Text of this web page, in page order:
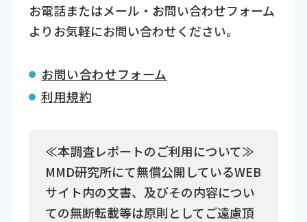
お電話またはメール・お問い合わせフォーム
よりお気軽にお問い合わせください。
お問い合わせフォーム
利用規約
≪本調査レポートのご利用について≫
MMD研究所にて無償公開しているWEB
サイト内の文書、及びその内容につい
ての無断転載等は原則としてご遠慮頂